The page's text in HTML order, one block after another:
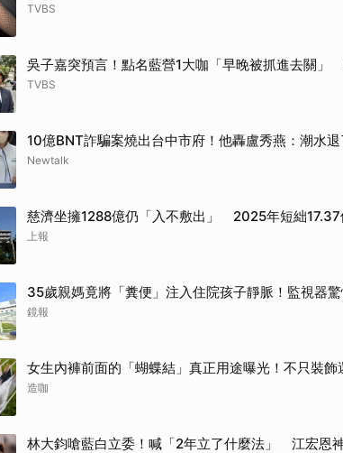
TVBS
吳子嘉突預言！點名藍營1大咖「早晚被抓進去關」
TVBS
10億BNT詐騙案燒出台中市府！他轟盧秀燕：潮水
Newtalk
慈濟坐擁1288億仍「入不敷出」 2025年短絀17.37
上報
35歲親媽竟將「糞便」注入住院孩子靜脈！監視器
鏡報
女生內褲前面的「蝴蝶結」真正用途曝光！不只裝飾
造咖
林大鈞嗆藍白立委！喊「2年立了什麼法」 江宏恩